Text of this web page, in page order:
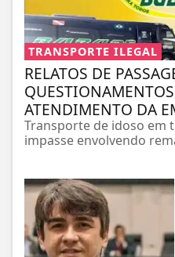
TRANSPORTE ILEGAL
RELATOS DE
ATENDIMENTO DA
Transporte de idoso em
impasse envolvendo